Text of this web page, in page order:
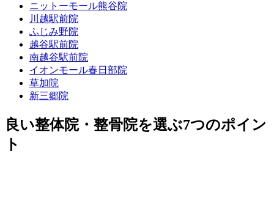
ニットーモール熊谷院
川越駅前院
ふじみ野院
越谷駅前院
南越谷駅前院
イオンモール春日部院
草加院
新三郷院
良い整体院・整骨院を選ぶ7つのポイン
ト